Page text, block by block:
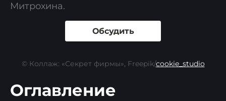
Митрохина.
Обсудить
© Коллаж: «Секрет фирмы», Freepik/cookie_studio
Оглавление